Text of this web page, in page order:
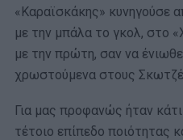
«Καραϊσκάκης» κυνηγούσε
με την μπάλα το γκολ, στο
με την πρώτη, σαν να
χρωστούμενα στους
Για μας προφανώς ήταν
τέτοιο επίπεδο ποιότητας